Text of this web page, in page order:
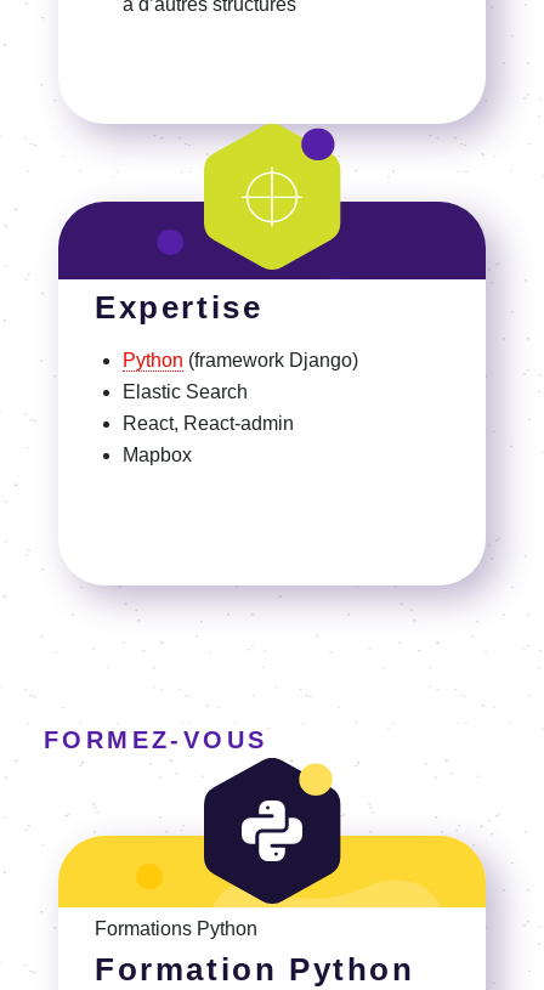
à d’autres structures
Expertise
Python (framework Django)
Elastic Search
React, React-admin
Mapbox
FORMEZ-VOUS
Formations Python
Formation Python
Voir la Formation Python